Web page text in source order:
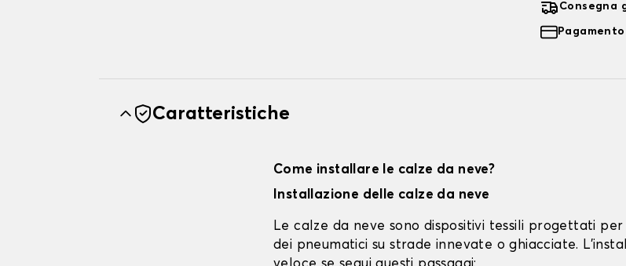
Consegna
Caratteristiche
Come installare le calze da neve?
Installazione delle calze da neve
Le calze da neve sono dispositivi tessili progettati
dei pneumatici su strade innevate o ghiacciate.